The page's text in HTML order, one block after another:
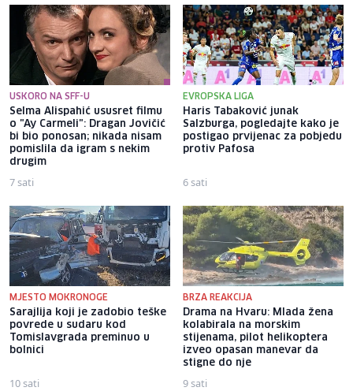
USKORO NA SFF-U
Selma Alispahić ususret filmu
o "Ay Carmeli": Dragan Jovičić
bi bio ponosan; nikada nisam
pomislila da igram s nekim
drugim
7 sati
EVROPSKA LIGA
Haris Tabaković junak
Salzburga, pogledajte kako je
postigao prvijenac za pobjedu
protiv Pafosa
6 sati
MJESTO MOKRONOGE
Sarajlija koji je zadobio teške
povrede u sudaru kod
Tomislavgrada preminuo u
bolnici
10 sati
BRZA REAKCIJA
Drama na Hvaru: Mlada žena
kolabirala na morskim
stijenama, pilot helikoptera
izveo opasan manevar da
stigne do nje
9 sati